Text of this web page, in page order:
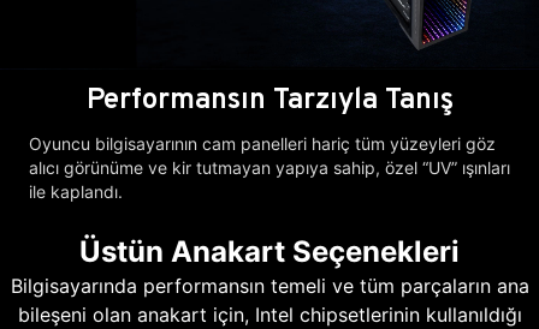
Performansın Tarzıyla Tanış
Oyuncu bilgisayarının cam panelleri hariç tüm yüzeyleri göz
alıcı görünüme ve kir tutmayan yapıya sahip, özel “UV” ışınları
ile kaplandı.
Üstün Anakart Seçenekleri
Bilgisayarında performansın temeli ve tüm parçaların ana
bileşeni olan anakart için, Intel chipsetlerinin kullanıldığı